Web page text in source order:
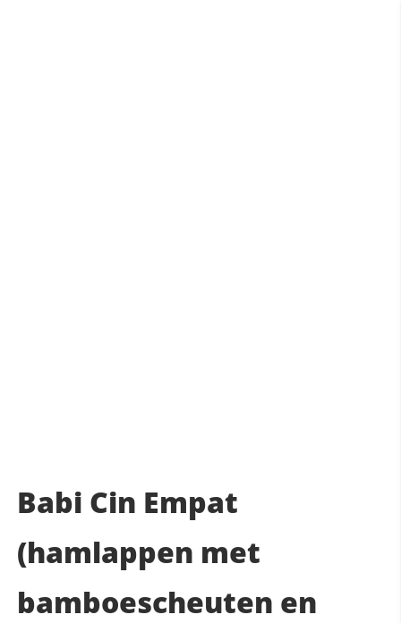
Babi Cin Empat
(hamlappen met
bamboescheuten en